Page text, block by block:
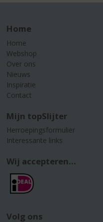
Home
Home
Webshop
Over ons
Nieuws
Inspiratie
Contact
Mijn topSlijter
Herroepingsformulier
Interessante links
Wij accepteren...
Volg ons